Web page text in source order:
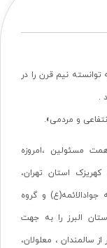
نیم قرن را در
.
و مردمی».
مسئولین ،امروزه
استان تهران،
جوادالائمه(ع) و گروه
البرز را به جهت
، آموزش و توانبخشی بیش از 3200 نفر از سالمندان ، معلولان،